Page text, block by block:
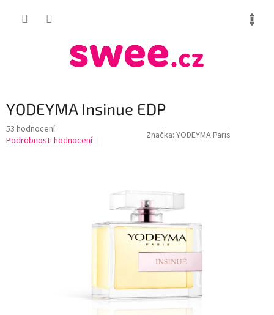
YODEYMA Insinue EDP
Průměrné
hodnocení
53 hodnocení
Podrobnosti hodnocení
Značka: YODEYMA Paris